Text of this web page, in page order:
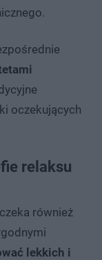
oczekujących
relaksu
również
lekkich i